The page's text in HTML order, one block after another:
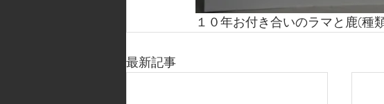
１０年お付き合いのラマと鹿(種
最新記事